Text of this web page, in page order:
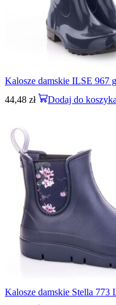
Kalosze damskie ILSE 967
44,48 zł Dodaj do koszyka
Kalosze damskie Stella 773